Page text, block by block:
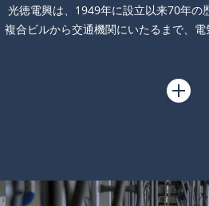
光徳電興は、1949年に設立以来70年の
合ビルから交通機関にいたるまで、